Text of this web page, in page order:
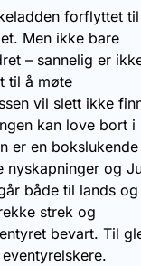
forflyttet til
Men ikke bare
– sannelig er
til å møte
vil slett ikke
kan love bort i
er en bokslukende
nyskapninger og
både til lands
strek og
bevart. Til